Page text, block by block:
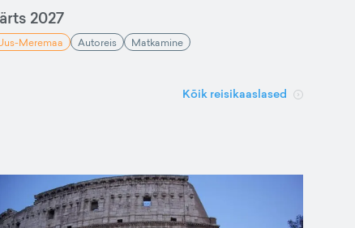
2027
Meremaa Autoreis Matkamine
Kõik reisikaaslased